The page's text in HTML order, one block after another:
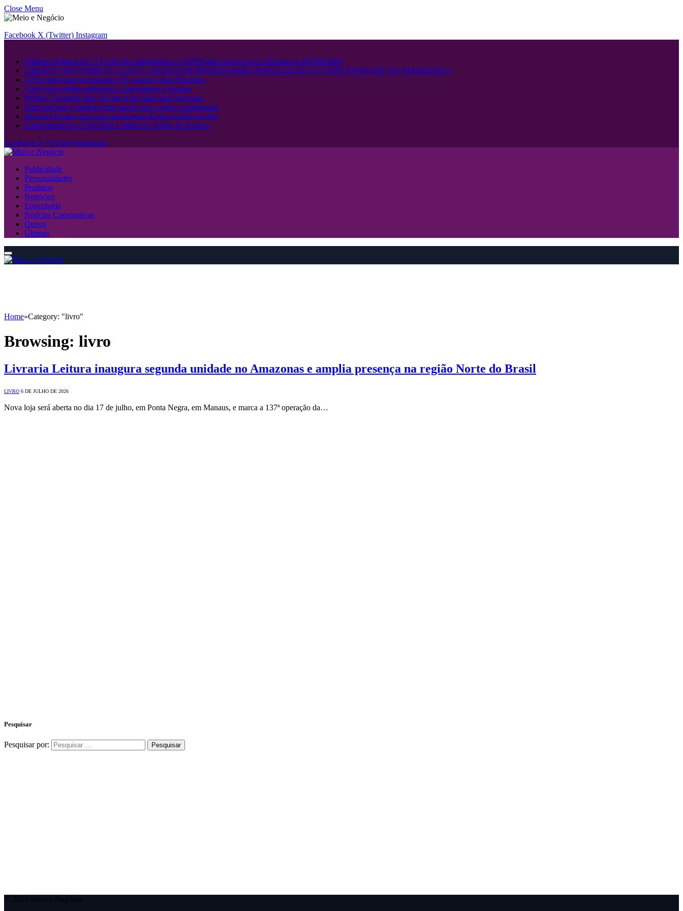
Close Menu
Facebook X (Twitter) Instagram
.
Tribunal Arbitral da CCI concede indenização à AOP Health em processo referente ao BESREMi®
LIBERTY NETWORKS E CANTV ANUNCIAM PROJETO PARA FORTALECER A CONECTIVIDADE NA VENEZUELA
CFOs priorizam tecnologia e IA, aponta Grant Thornton
Cetrel leva gestão ambiental a saneamento e energia
Prêmio 55content abre pré-inscrição para apps regionais
OneLink lança primeira rede social para o setor condominial
Mostra Mosaico apresenta abordagem Reggio Emilia no Rio
Espro debate no CONARH o futuro da gestão de pessoas
Facebook X (Twitter) Instagram
Publicidade
Personalidades
Produtos
Negócios
Engenharia
Notícias Corporativas
Outros
Últimas
Home»Category: "livro"
Browsing: livro
Livraria Leitura inaugura segunda unidade no Amazonas e amplia presença na região Norte do Brasil
LIVRO 6 DE JULHO DE 2026
Nova loja será aberta no dia 17 de julho, em Ponta Negra, em Manaus, e marca a 137ª operação da…
Pesquisar
Pesquisar por:
© 2026 Meio e Negócio